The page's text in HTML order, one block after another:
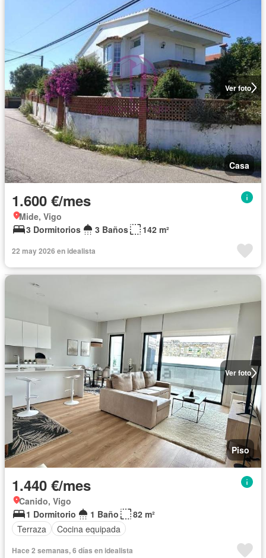
Ver foto
Casa
1.600 €/mes
Mide, Vigo
3 Dormitorios
3 Baños 142 m²
22 may 2026 en idealista
Ver foto
Piso
1.440 €/mes
Canido, Vigo
1 Dormitorio
1 Baño
82 m²
Terraza
Cocina equipada
Hace 2 semanas, 6 días en idealista